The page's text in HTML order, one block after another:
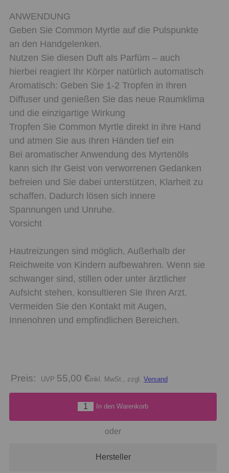
ANWENDUNG
Geben Sie Common Myrtle auf die Pulspunkte
an den Handgelenken.
Nutzen Sie diesen Duft als Parfüm – auch
hierbei reagiert Ihr Körper natürlich automatisch
Aromatisch: Geben Sie 1-2 Tropfen in Ihren
Diffuser und genießen Sie das neue Raumklima
und die einzigartige Wirkung
Tropfen Sie Common Myrtle direkt in ihre Hand
und atmen Sie aus Ihren Händen tief ein
Bei aromatischer Anwendung des Myrtenöls
kann sich Ihr Geist von verworrenen Gedanken
befreien und Sie dabei unterstützen, Klarheit zu
schaffen. Dadurch lösen sich innere
Spannungen und Unruhe.
Vorsicht
Hautreizungen sind möglich. Außerhalb der
Reichweite von Kindern aufbewahren. Wenn sie
schwanger sind, stillen oder unter ärztlicher
Aufsicht stehen, konsultieren Sie Ihren Arzt.
Vermeiden Sie den Kontakt mit Augen,
Innenohren und empfindlichen Bereichen.
Preis: 55,00 €inkl. MwSt., zzgl. Versand
In den Warenkorb
oder
Hersteller